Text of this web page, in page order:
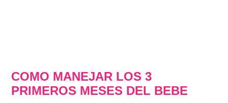
COMO MANEJAR LOS 3
PRIMEROS MESES DEL BEBE